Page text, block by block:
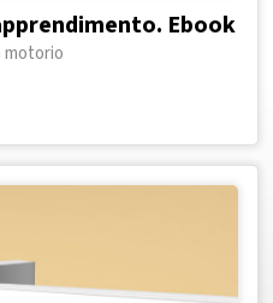
Ebook
motorio